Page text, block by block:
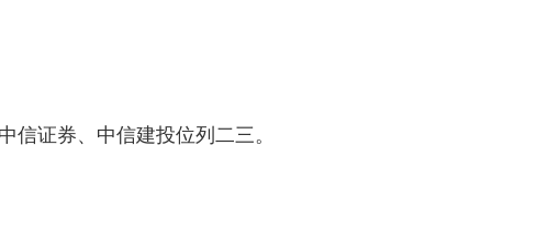
信证券、中信建投位列二三。